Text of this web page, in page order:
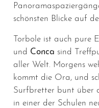
schönsten Blicke auf
Torbole ist auch pure
und Conca sind
aller Welt. Morgens
kommt die Ora, und
Surfbretter bunt über
in einer der Schulen